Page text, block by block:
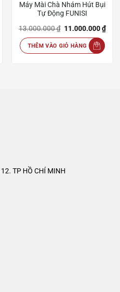
₫.
Máy Mài Chà Nhám Hút Bụi
Tự Động FUNISI
13.000.000₫ Giá
là:
13.000.000 ₫.
11.000.000₫Giá
hiện
THÊM VÀO GIỎ HÀNG
TP HỒ CHÍ MINH